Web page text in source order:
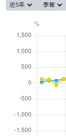
近5年 季報